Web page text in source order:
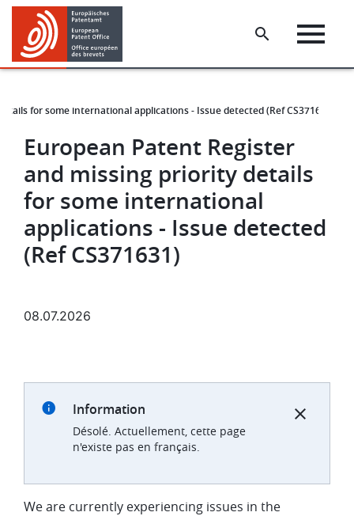
Skip
main
content
Skip
footer
for some international applications - Issue detected (Ref CS371631)
European Patent Register
and missing priority details
for some international
applications - Issue detected
(Ref CS371631)
08.07.2026
Information
Désolé. Actuellement, cette page
n'existe pas en français.
We are currently experiencing issues in the